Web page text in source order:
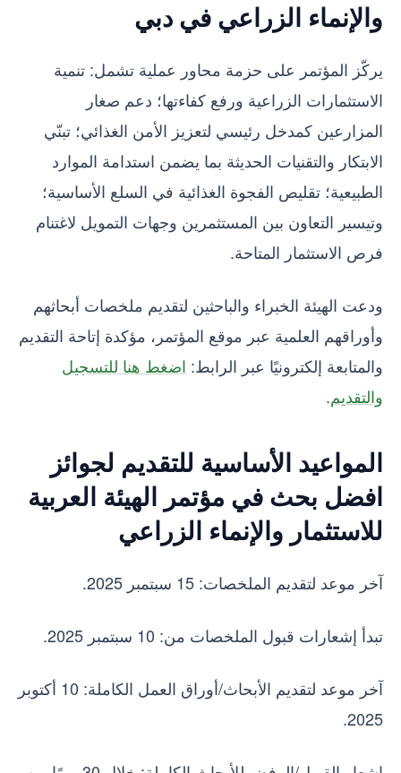
والإنماء الزراعي في دبي
يركّز المؤتمر على حزمة محاور عملية تشمل: تنمية
الاستثمارات الزراعية ورفع كفاءتها؛ دعم صغار
المزارعين كمدخل رئيسي لتعزيز الأمن الغذائي؛ تبنّي
الابتكار والتقنيات الحديثة بما يضمن استدامة الموارد
الطبيعية؛ تقليص الفجوة الغذائية في السلع الأساسية؛
وتيسير التعاون بين المستثمرين وجهات التمويل لاغتنام
فرص الاستثمار المتاحة.
ودعت الهيئة الخبراء والباحثين لتقديم ملخصات أبحاثهم
وأوراقهم العلمية عبر موقع المؤتمر، مؤكدة إتاحة التقديم
والمتابعة إلكترونيًا عبر الرابط: اضغط هنا للتسجيل
والتقديم.
المواعيد الأساسية للتقديم لجوائز
افضل بحث في مؤتمر الهيئة العربية
للاستثمار والإنماء الزراعي
آخر موعد لتقديم الملخصات: 15 سبتمبر 2025.
تبدأ إشعارات قبول الملخصات من: 10 سبتمبر 2025.
آخر موعد لتقديم الأبحاث/أوراق العمل الكاملة: 10 أكتوبر
2025.